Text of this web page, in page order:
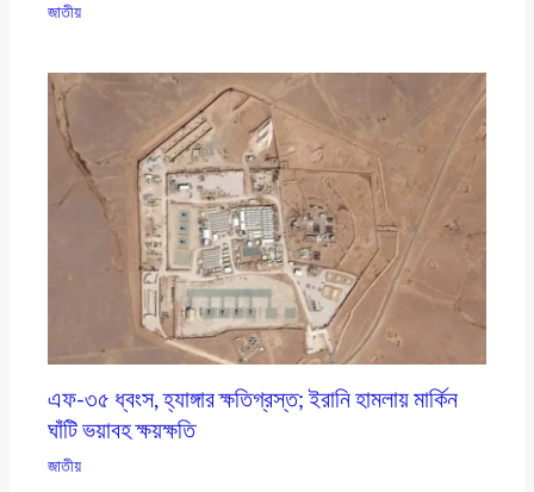
জাতীয়
এফ-৩৫ ধ্বংস, হ্যাঙ্গার ক্ষতিগ্রস্ত; ইরানি হামলায় মার্কিন
ঘাঁটি ভয়াবহ ক্ষয়ক্ষতি
জাতীয়